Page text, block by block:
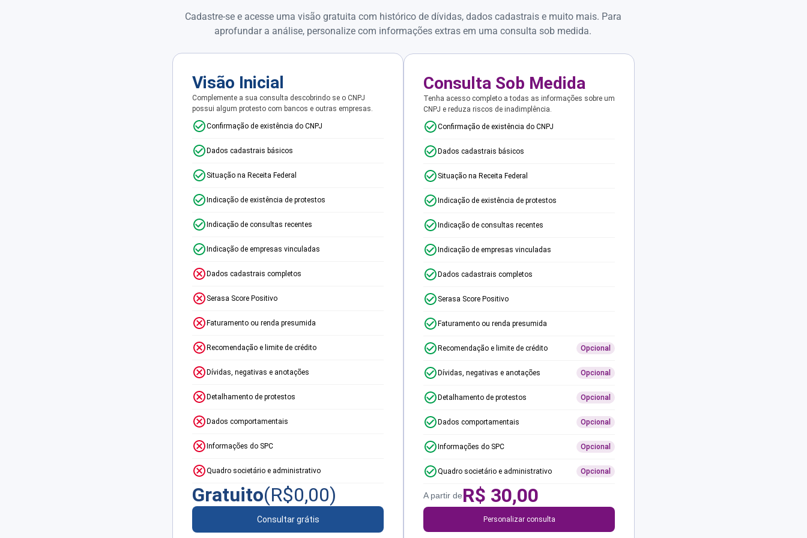
Cadastre-se e acesse uma visão gratuita com histórico de dívidas, dados cadastrais e muito mais. Para
aprofundar a análise, personalize com informações extras em uma consulta sob medida.
Visão Inicial
Complemente a sua consulta descobrindo se o CNPJ
possui algum protesto com bancos e outras empresas.
Confirmação de existência do CNPJ
Dados cadastrais básicos
Situação na Receita Federal
Indicação de existência de protestos
Indicação de consultas recentes
Indicação de empresas vinculadas
Dados cadastrais completos
Serasa Score Positivo
Faturamento ou renda presumida
Recomendação e limite de crédito
Dívidas, negativas e anotações
Detalhamento de protestos
Dados comportamentais
Informações do SPC
Quadro societário e administrativo
Gratuito(R$0,00)
Consultar grátis
Consulta Sob Medida
Tenha acesso completo a todas as informações sobre um
CNPJ e reduza riscos de inadimplência.
Confirmação de existência do CNPJ
Dados cadastrais básicos
Situação na Receita Federal
Indicação de existência de protestos
Indicação de consultas recentes
Indicação de empresas vinculadas
Dados cadastrais completos
Serasa Score Positivo
Faturamento ou renda presumida
Recomendação e limite de crédito Opcional
Dívidas, negativas e anotações Opcional
Detalhamento de protestos Opcional
Dados comportamentais Opcional
Informações do SPC Opcional
Quadro societário e administrativo Opcional
A partir deR$ 30,00
Personalizar consulta